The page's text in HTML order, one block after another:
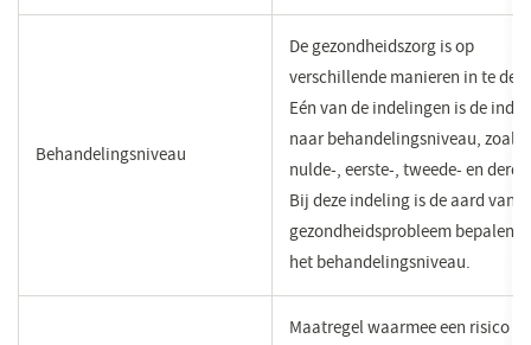
Behandelingsniveau
De gezondheidszorg is op
verschillende manieren in te
Eén van de indelingen is de
naar behandelingsniveau, zoals
nulde-, eerste-, tweede- en
Bij deze indeling is de aard van
gezondheidsprobleem bepalend
het behandelingsniveau.
​Maatregel waarmee een risico